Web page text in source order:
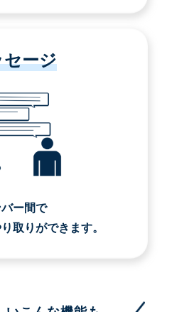
ージ
ー間で
取りができます。